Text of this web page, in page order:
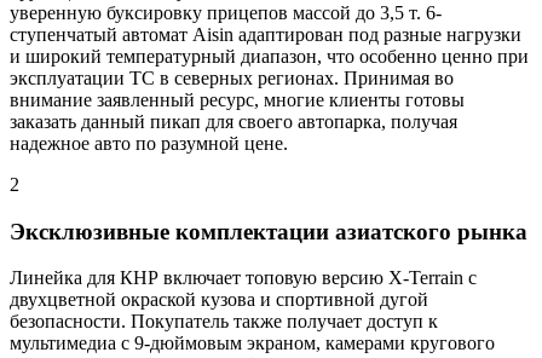
уверенную буксировку прицепов массой до 3,5 т. 6-
ступенчатый автомат Aisin адаптирован под разные нагрузки
и широкий температурный диапазон, что особенно ценно при
эксплуатации ТС в северных регионах. Принимая во
внимание заявленный ресурс, многие клиенты готовы
заказать данный пикап для своего автопарка, получая
надежное авто по разумной цене.
2
Эксклюзивные комплектации азиатского рынка
Линейка для КНР включает топовую версию X-Terrain с
двухцветной окраской кузова и спортивной дугой
безопасности. Покупатель также получает доступ к
мультимедиа с 9-дюймовым экраном, камерами кругового